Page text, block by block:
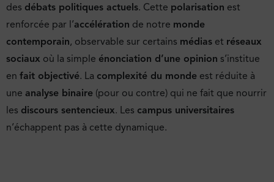
des débats politiques actuels. Cette polarisation est
renforcée par l’accélération de notre monde
contemporain, observable sur certains médias et réseaux
sociaux où la simple énonciation d’une opinion s’institue
en fait objectivé. La complexité du monde est réduite à
une analyse binaire (pour ou contre) qui ne fait que nourrir
les discours sentencieux. Les campus universitaires
n’échappent pas à cette dynamique.